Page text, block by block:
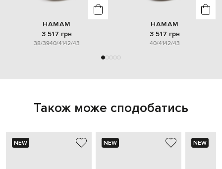
HAMAM
3 517 грн
38/3940/4142/43
HAMAM
3 517 грн
40/4142/43
Також може сподобатись
NEW NEW NEW